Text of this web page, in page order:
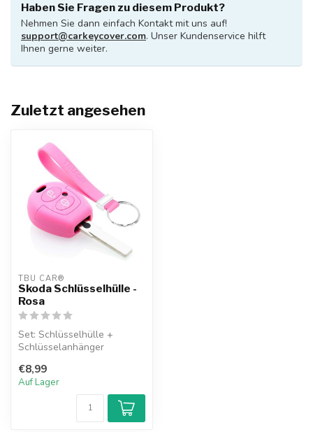
Haben Sie Fragen zu diesem Produkt?
Nehmen Sie dann einfach Kontakt mit uns auf!
support@carkeycover.com. Unser Kundenservice hilft
Ihnen gerne weiter.
Zuletzt angesehen
TBU CAR®
Skoda Schlüsselhülle -
Rosa
Set: Schlüsselhülle +
Schlüsselanhänger
€8,99
Auf Lager